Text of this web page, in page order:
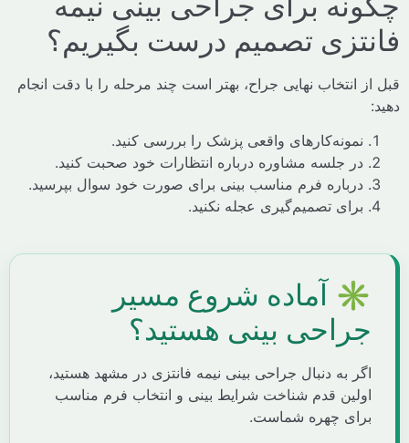
تصمیم درست بگیریم؟
انتخاب نهایی جراح، بهتر است چند مرحله را با دقت انجام
نمونه‌کارهای واقعی پزشک را بررسی کنید.
در جلسه مشاوره درباره انتظارات خود صحبت کنید.
درباره فرم مناسب بینی برای صورت خود سوال بپرسید.
برای تصمیم‌گیری عجله نکنید.
آماده شروع مسیر
بینی هستید؟
به دنبال جراحی بینی نیمه فانتزی در مشهد هستید،
قدم شناخت شرایط بینی و انتخاب فرم مناسب
چهره شماست.